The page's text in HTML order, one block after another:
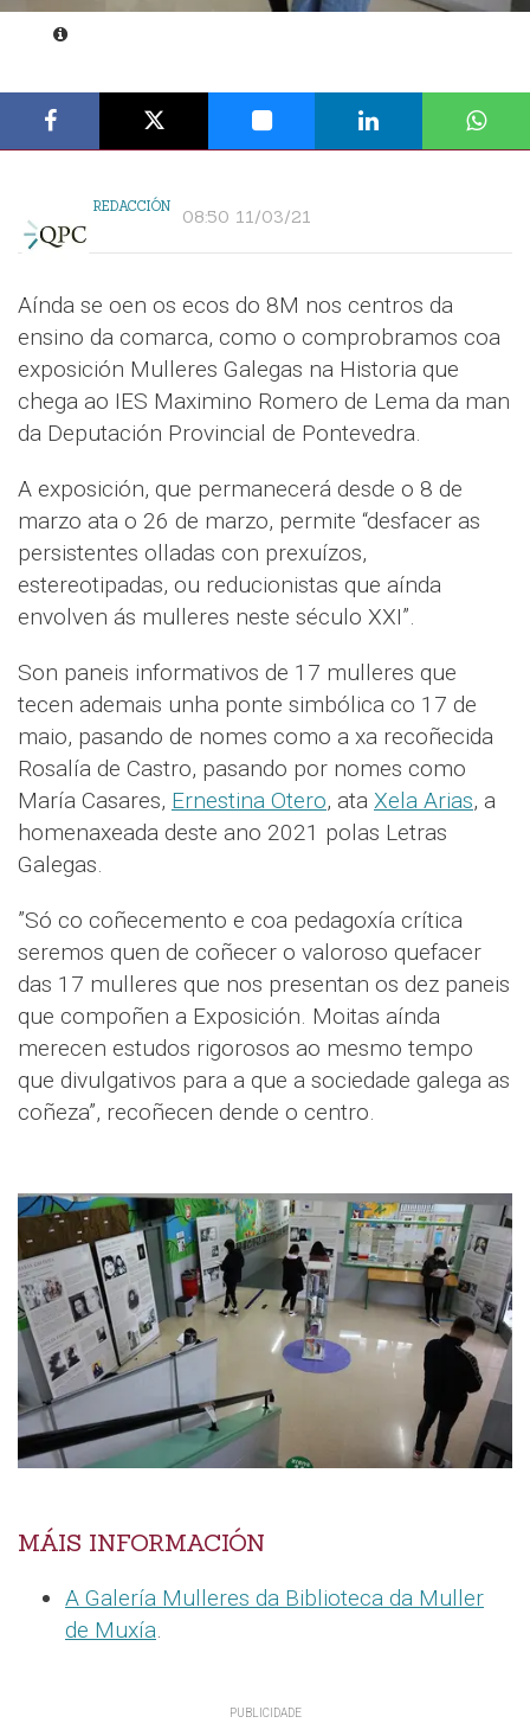
REDACCIÓN 08:50 11/03/21
Aínda se oen os ecos do 8M nos centros da
ensino da comarca, como o comprobramos coa
exposición Mulleres Galegas na Historia que
chega ao IES Maximino Romero de Lema da man
da Deputación Provincial de Pontevedra.
A exposición, que permanecerá desde o 8 de
marzo ata o 26 de marzo, permite “desfacer as
persistentes olladas con prexuízos,
estereotipadas, ou reducionistas que aínda
envolven ás mulleres neste século XXI”.
Son paneis informativos de 17 mulleres que
tecen ademais unha ponte simbólica co 17 de
maio, pasando de nomes como a xa recoñecida
Rosalía de Castro, pasando por nomes como
María Casares, Ernestina Otero, ata Xela Arias, a
homenaxeada deste ano 2021 polas Letras
Galegas.
”Só co coñecemento e coa pedagoxía crítica
seremos quen de coñecer o valoroso quefacer
das 17 mulleres que nos presentan os dez paneis
que compoñen a Exposición. Moitas aínda
merecen estudos rigorosos ao mesmo tempo
que divulgativos para a que a sociedade galega as
coñeza”, recoñecen dende o centro.
MÁIS INFORMACIÓN
A Galería Mulleres da Biblioteca da Muller
de Muxía.